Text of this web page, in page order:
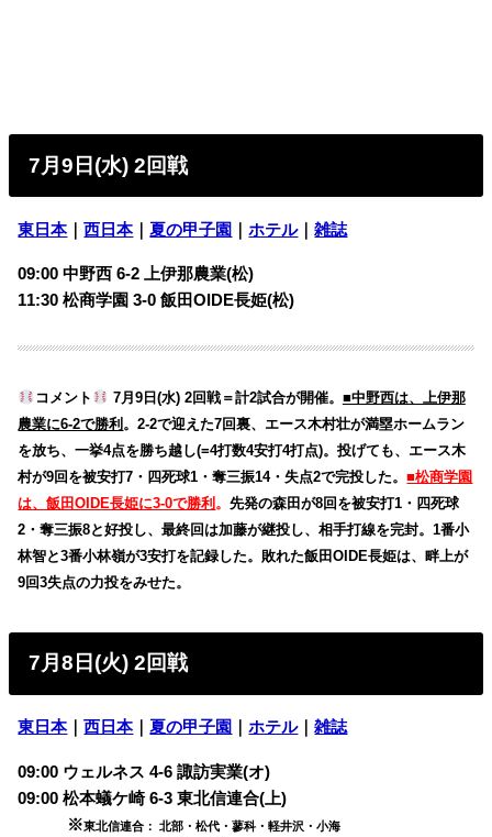
7月9日(水) 2回戦
東日本｜西日本｜夏の甲子園 ｜ホテル｜雑誌
09:00 中野西 6-2 上伊那農業(松)
11:30 松商学園 3-0 飯田OIDE長姫(松)
コメント 7月9日(水) 2回戦＝計2試合が開催。 ■中野西は、上伊那
農業に6-2で勝利 。2-2で迎えた7回裏、エース木村壮が満塁ホームラン
を放ち、一挙4点を勝ち越し(=4打数4安打4打点)。投げても、エース木
村が9回を被安打7・四死球1・奪三振14・失点2で完投した。■松商学園
は、飯田OIDE長姫に3-0で勝利 。先発の森田が8回を被安打1・四死球
2・奪三振8と好投し、最終回は加藤が継投し、相手打線を完封。1番小
林智と3番小林嶺が3安打を記録した。敗れた飯田OIDE長姫は、畔上が
9回3失点の力投をみせた。
7月8日(火) 2回戦
東日本｜西日本｜夏の甲子園 ｜ホテル｜雑誌
09:00 ウェルネス 4-6 諏訪実業(オ)
09:00 松本蟻ケ崎 6-3 東北信連合(上)
※東北信連合： 北部・松代・蓼科・軽井沢・小海